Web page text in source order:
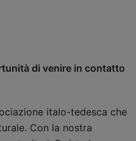
di venire in contatto
italo-tedesca che
Con la nostra